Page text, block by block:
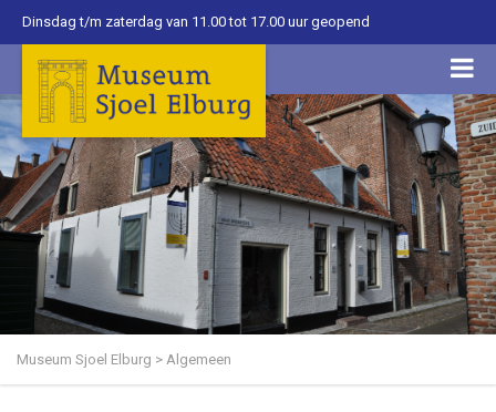
Dinsdag t/m zaterdag van 11.00 tot 17.00 uur geopend
Museum Sjoel Elburg > Algemeen